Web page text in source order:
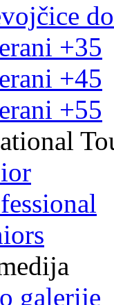
+35
+45
+55
galerije